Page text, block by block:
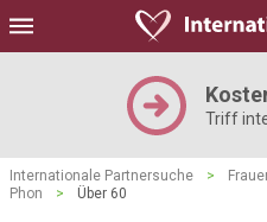
Triff
Internationale Partnersuche >
Phon
> Über 60